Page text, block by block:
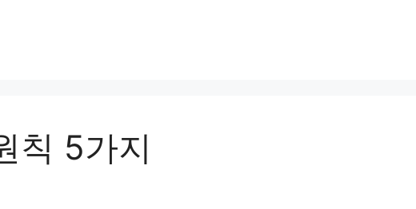
칙 5가지